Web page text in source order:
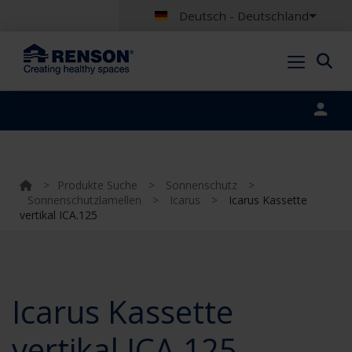
Deutsch - Deutschland
> Produkte Suche > Sonnenschutz
>
Sonnenschutzlamellen
> Icarus >
Icarus Kassette
vertikal ICA.125
Icarus Kassette